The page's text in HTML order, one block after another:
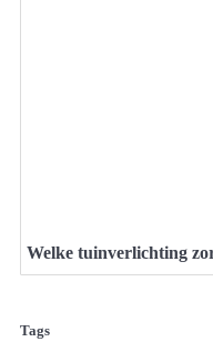
Welke tuinverlichting
Tags